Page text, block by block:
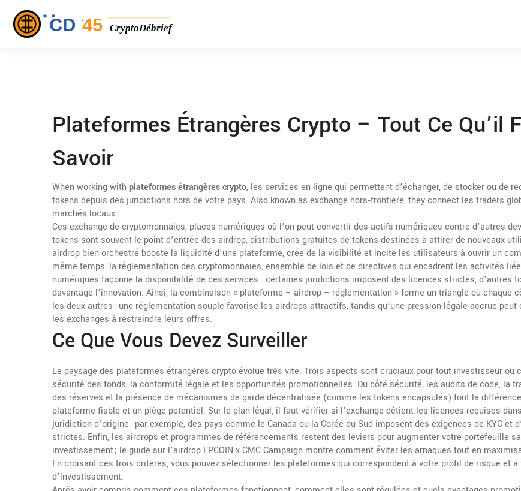
Plateformes Étrangères Crypto – Tout Ce Qu’il
Savoir
When working withplateformes étrangères crypto, les services en ligne qui permettent d’échanger, de stocker ou de
tokens depuis des juridictions hors de votre pays. Also known as exchange hors‑frontière, they connect les traders
marchés locaux.
Ces exchange de cryptomonnaies, places numériques où l’on peut convertir des actifs numériques contre d’autres
tokens sont souvent le point d’entrée des airdrop,distributions gratuites de tokens destinées à attirer de nouveaux
airdrop bien orchestré booste la liquidité d’une plateforme, crée de la visibilité et incite les utilisateurs à ouvrir un
même temps, la réglementation des cryptomonnaies,ensemble de lois et de directives qui encadrent les activités
numériques façonne la disponibilité de ces services : certaines juridictions imposent des licences strictes, d’autres
davantage l’innovation. Ainsi, la combinaison « plateforme – airdrop – réglementation » forme un triangle où chaque
les deux autres : une réglementation souple favorise les airdrops attractifs, tandis qu’une pression légale accrue peut
les exchanges à restreindre leurs offres.
Ce Que Vous Devez Surveiller
Le paysage des plateformes étrangères crypto évolue très vite. Trois aspects sont cruciaux pour tout investisseur ou
sécurité des fonds, la conformité légale et les opportunités promotionnelles. Du côté sécurité, les audits de code, la
des réserves et la présence de mécanismes de garde décentralisée (comme les tokens encapsulés) font la
plateforme fiable et un piège potentiel. Sur le plan légal, il faut vérifier si l’exchange détient les licences requises
juridiction d’origine ; par exemple, des pays comme le Canada ou la Corée du Sud imposent des exigences de KYC et
strictes. Enfin, les airdrops et programmes de référencements restent des leviers pour augmenter votre portefeuille
investissement ; le guide sur l’airdrop EPCOIN x CMC Campaign montre comment éviter les arnaques tout en
En croisant ces trois critères, vous pouvez sélectionner les plateformes qui correspondent à votre profil de risque et
d’investissement.